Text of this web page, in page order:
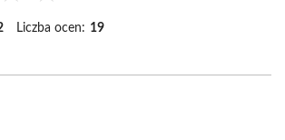
Liczba ocen: 19